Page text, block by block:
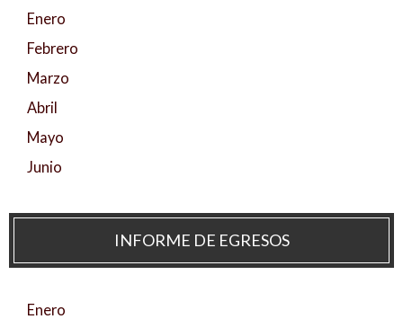
Enero
Febrero
Marzo
Abril
Mayo
Junio
INFORME DE EGRESOS
Enero